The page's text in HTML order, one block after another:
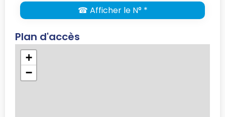
☎ Afficher le N° *
Plan d'accès
+
−